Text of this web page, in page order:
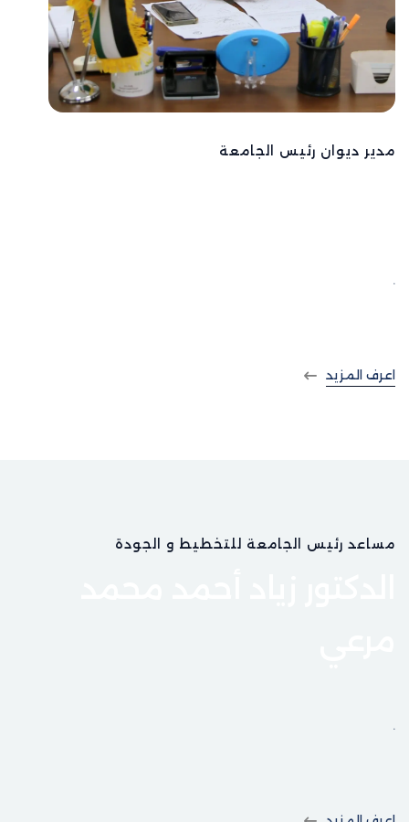
مدير ديوان رئيس الجامعة
.
اعرف المزيد
مساعد رئيس الجامعة للتخطيط و الجودة
.